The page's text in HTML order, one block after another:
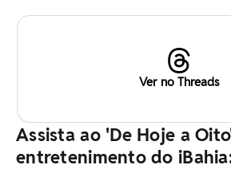
Ver no Threads
Assista ao 'De Hoje a
entretenimento do